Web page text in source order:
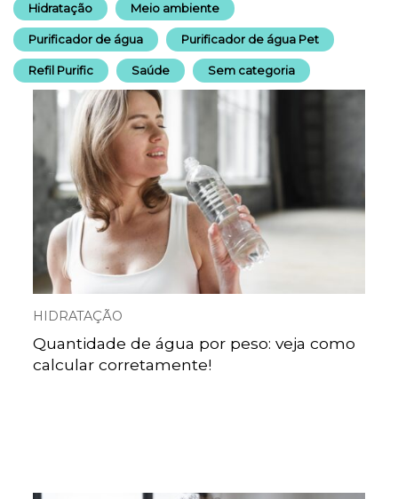
Hidratação Meio ambiente
Purificador de água Purificador de água Pet
Refil Purific Saúde Sem categoria
HIDRATAÇÃO
Quantidade de água por peso: veja como
calcular corretamente!